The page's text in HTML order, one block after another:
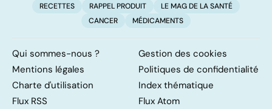
RECETTES RAPPEL PRODUIT
LE MAG DE LA SANTÉ
CANCER
MÉDICAMENTS
Qui sommes-nous ?
Gestion des cookies
Mentions légales
Politiques de confidentialité
Charte d'utilisation
Index thématique
Flux RSS
Flux Atom